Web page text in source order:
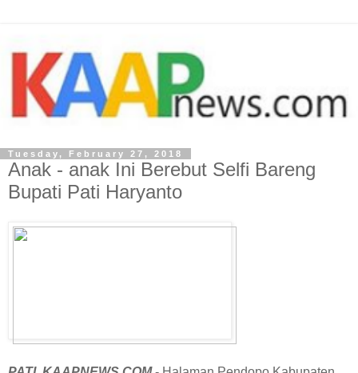
Tuesday, February 27, 2018
Anak - anak Ini Berebut Selfi Bareng
Bupati Pati Haryanto